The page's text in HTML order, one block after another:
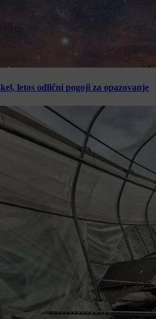
letos odlični pogoji za opazovanje